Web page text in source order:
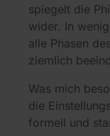
spiegelt die
wider. In
alle Phasen
ziemlich
Was mich
die
formell und